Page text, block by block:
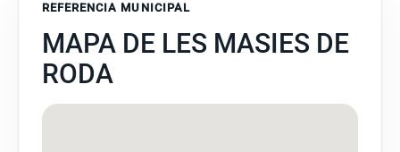
REFERENCIA MUNICIPAL
MAPA DE LES MASIES DE
RODA